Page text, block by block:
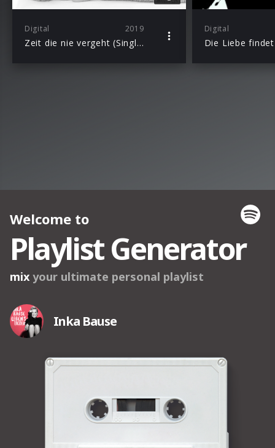
Digital 2019
Zeit die nie vergeht (Single)
Digital